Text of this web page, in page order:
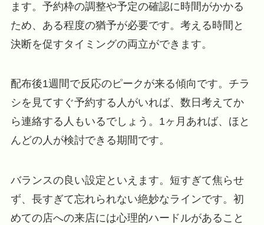
ます。予約枠の調整や予定の確認に時間がかかる
ため、ある程度の猶予が必要です。考える時間と
決断を促すタイミングの両立ができます。
配布後1週間で反応のピークが来る傾向です。チラ
シを見てすぐ予約する人がいれば、数日考えてか
ら連絡する人もいるでしょう。1ヶ月あれば、ほと
んどの人が検討できる期間です。
バランスの良い設定といえます。短すぎて焦らせ
ず、長すぎて忘れられない絶妙なラインです。初
めての店への来店には心理的ハードルがあること